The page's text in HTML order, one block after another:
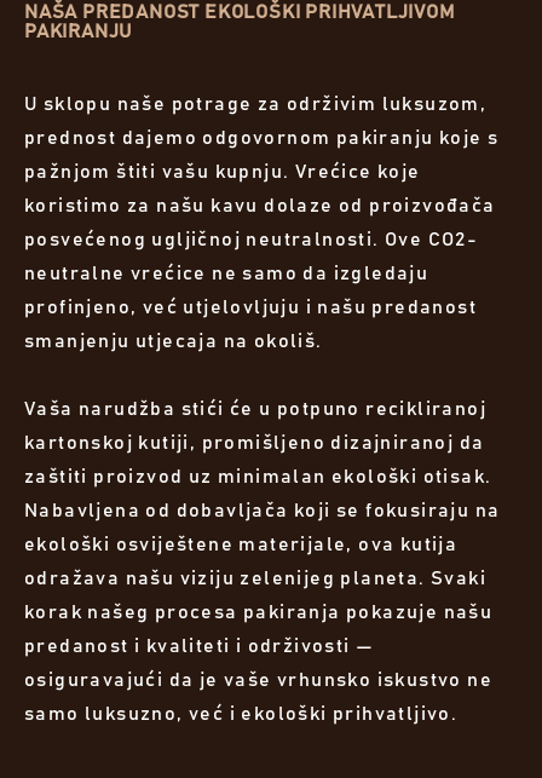
NAŠA PREDANOST EKOLOŠKI PRIHVATLJIVOM
PAKIRANJU
U sklopu naše potrage za održivim luksuzom,
prednost dajemo odgovornom pakiranju koje s
pažnjom štiti vašu kupnju. Vrećice koje
koristimo za našu kavu dolaze od proizvođača
posvećenog ugljičnoj neutralnosti. Ove CO2-
neutralne vrećice ne samo da izgledaju
profinjeno, već utjelovljuju i našu predanost
smanjenju utjecaja na okoliš.
Vaša narudžba stići će u potpuno recikliranoj
kartonskoj kutiji, promišljeno dizajniranoj da
zaštiti proizvod uz minimalan ekološki otisak.
Nabavljena od dobavljača koji se fokusiraju na
ekološki osviještene materijale, ova kutija
odražava našu viziju zelenijeg planeta. Svaki
korak našeg procesa pakiranja pokazuje našu
predanost i kvaliteti i održivosti —
osiguravajući da je vaše vrhunsko iskustvo ne
samo luksuzno, već i ekološki prihvatljivo.